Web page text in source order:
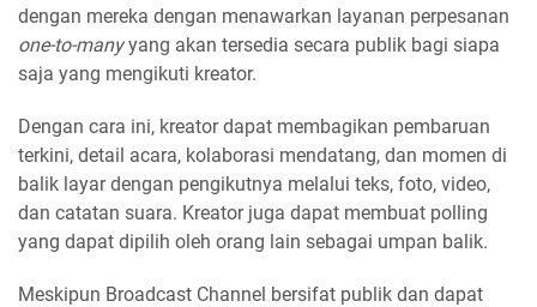
dengan mereka dengan menawarkan layanan perpesanan
one-to-manyyang akan tersedia secara publik bagi siapa
saja yang mengikuti kreator.
Dengan cara ini, kreator dapat membagikan pembaruan
terkini, detail acara, kolaborasi mendatang, dan momen di
balik layar dengan pengikutnya melalui teks, foto, video,
dan catatan suara. Kreator juga dapat membuat polling
yang dapat dipilih oleh orang lain sebagai umpan balik.
Meskipun Broadcast Channel bersifat publik dan dapat